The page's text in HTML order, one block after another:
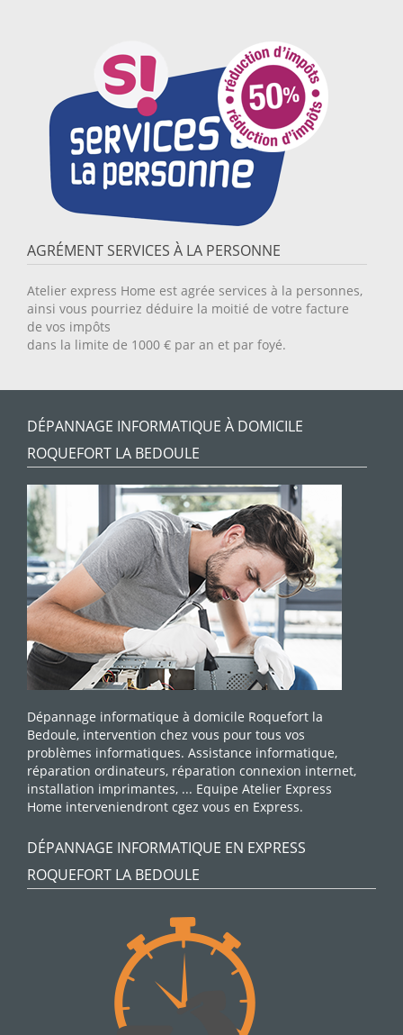
AGRÉMENT SERVICES À LA PERSONNE
Atelier express Home est agrée services à la personnes,
ainsi vous pourriez déduire la moitié de votre facture
de vos impôts
dans la limite de 1000 € par an et par foyé.
DÉPANNAGE INFORMATIQUE À DOMICILE
ROQUEFORT LA BEDOULE
Dépannage informatique à domicile Roquefort la
Bedoule, intervention chez vous pour tous vos
problèmes informatiques. Assistance informatique,
réparation ordinateurs, réparation connexion internet,
installation imprimantes, ... Equipe Atelier Express
Home interveniendront cgez vous en Express.
DÉPANNAGE INFORMATIQUE EN EXPRESS
ROQUEFORT LA BEDOULE